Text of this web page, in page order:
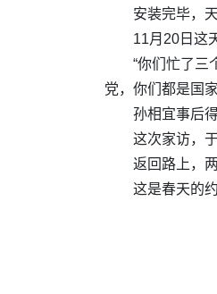
安装完毕，
11月20日这
“你们忙了三
党，你们都是国
孙相宜事后
这次家访，
返回路上，
这是春天的